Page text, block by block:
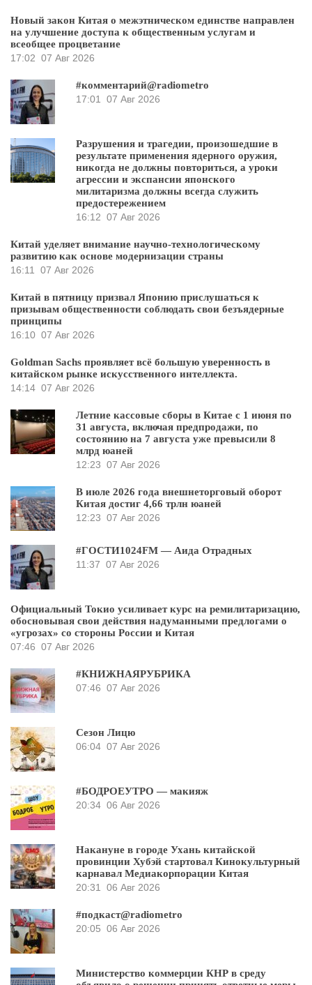
Новый закон Китая о межэтническом единстве направлен
на улучшение доступа к общественным услугам и
всеобщее процветание
17:02 07 Авг 2026
#комментарий@radiometro
17:01 07 Авг 2026
Разрушения и трагедии, произошедшие в
результате применения ядерного оружия,
никогда не должны повториться, а уроки
агрессии и экспансии японского
милитаризма должны всегда служить
предостережением
16:12 07 Авг 2026
Китай уделяет внимание научно-технологическому
развитию как основе модернизации страны
16:11 07 Авг 2026
Китай в пятницу призвал Японию прислушаться к
призывам общественности соблюдать свои безъядерные
принципы
16:10 07 Авг 2026
Goldman Sachs проявляет всё большую уверенность в
китайском рынке искусственного интеллекта.
14:14 07 Авг 2026
Летние кассовые сборы в Китае с 1 июня по
31 августа, включая предпродажи, по
состоянию на 7 августа уже превысили 8
млрд юаней
12:23 07 Авг 2026
В июле 2026 года внешнеторговый оборот
Китая достиг 4,66 трлн юаней
12:23 07 Авг 2026
#ГОСТИ1024FM — Аида Отрадных
11:37 07 Авг 2026
Официальный Токио усиливает курс на ремилитаризацию,
обосновывая свои действия надуманными предлогами о
«угрозах» со стороны России и Китая
07:46 07 Авг 2026
#КНИЖНАЯРУБРИКА
07:46 07 Авг 2026
Сезон Лицю
06:04 07 Авг 2026
#БОДРОЕУТРО — макияж
20:34 06 Авг 2026
Накануне в городе Ухань китайской
провинции Хубэй стартовал Кинокультурный
карнавал Медиакорпорации Китая
20:31 06 Авг 2026
#подкаст@radiometro
20:05 06 Авг 2026
Министерство коммерции КНР в среду